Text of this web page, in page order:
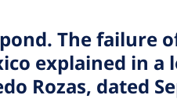
The failure
explained in
Rozas, dated